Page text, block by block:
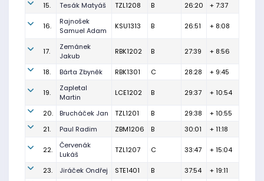
15.
Tesák Matyáš TZL1208 B 26:20 + 7:37
16.
Rajnošek
Samuel Adam
KSU1313 B 26:51 + 8:08
17.
Zemánek
Jakub
RBK1202 B 27:39 + 8:56
18. Bárta Zbyněk RBK1301 C 28:28 + 9:45
19.
Zapletal
Martin
LCE1202 B 29:37 + 10:54
20. Brucháček Jan TZL1201 B 29:38
+ 10:55
21.
Paul Radim ZBM1206 B 30:01 + 11:18
22.
Červenák
Lukáš
TZL1207 C 33:47 + 15:04
23. Jiráček Ondřej STE1401 B 37:54
+ 19:11